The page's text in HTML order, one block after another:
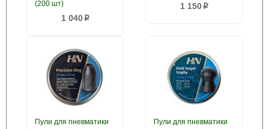
(200 шт)
1 040p
1 150p
Пули для пневматики
Пули для пневматики